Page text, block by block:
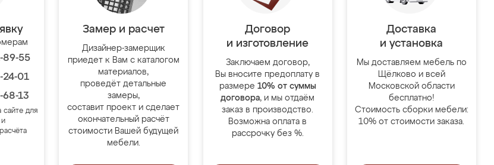
89-55
24-01
13
сайте для
и
Замер и расчет
Дизайнер-замерщик
приедет к Вам с каталогом
материалов,
проведёт детальные
замеры,
составит проект и сделает
окончательный расчёт
стоимости Вашей будущей
мебели.
Договор
и изготовление
Заключаем договор,
Вы вносите предоплату в
размере 10% от суммы
договора, и мы отдаём
заказ в производство.
Возможна оплата в
рассрочку без %.
Доставка
и установка
Мы доставляем мебель по
Щёлково и всей
Московской области
бесплатно!
Стоимость сборки мебели:
10% от стоимости заказа.